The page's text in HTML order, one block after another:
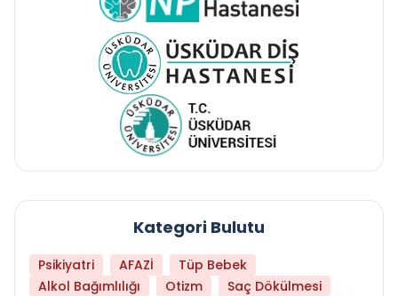
Kategori Bulutu
Psikiyatri AFAZİ
Tüp Bebek
Alkol Bağımlılığı
Otizm
Saç Dökülmesi